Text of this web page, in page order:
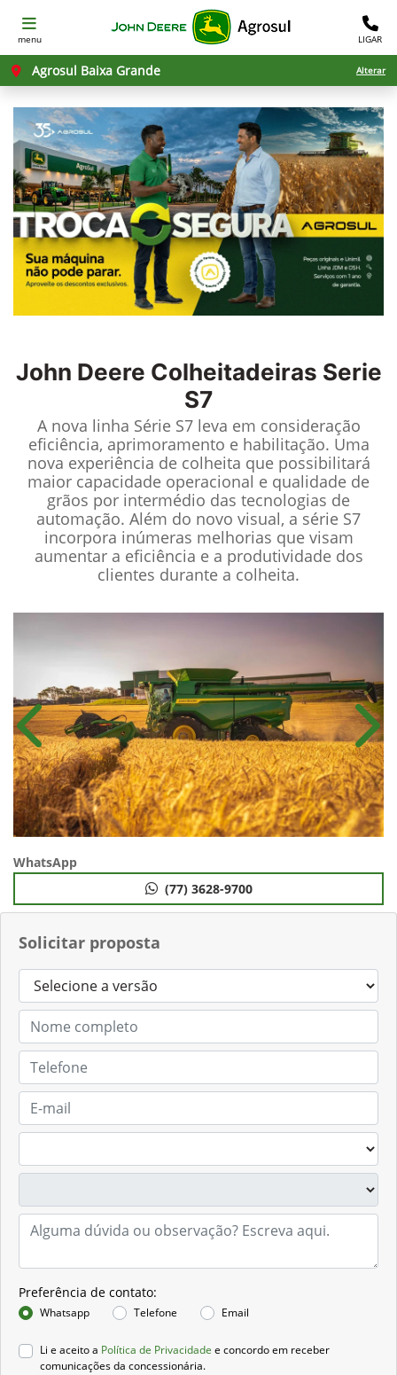
menu LIGAR
Agrosul Baixa Grande Alterar
John Deere Colheitadeiras Serie
S7
A nova linha Série S7 leva em consideração
eficiência, aprimoramento e habilitação. Uma
nova experiência de colheita que possibilitará
maior capacidade operacional e qualidade de
grãos por intermédio das tecnologias de
automação. Além do novo visual, a série S7
incorpora inúmeras melhorias que visam
aumentar a eficiência e a produtividade dos
clientes durante a colheita.
Solicitar proposta
Preferência de contato:
Whatsapp Telefone Email
Li e aceito a Política de Privacidade e concordo em receber
comunicações da concessionária.
Anterior
WhatsApp
(77) 3628-9700